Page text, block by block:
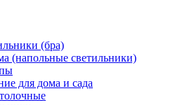
(бра)
(напольные светильники)
для дома и сада